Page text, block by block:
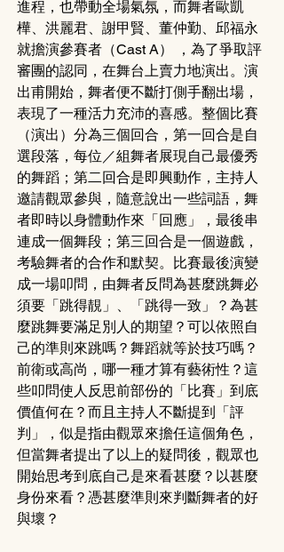
進程，也帶動全場氣氛，而舞者歐凱
樺、洪麗君、謝甲賢、董仲勤、邱福永
就擔演參賽者（Cast A） ，為了爭取評
審團的認同，在舞台上賣力地演出。演
出甫開始，舞者便不斷打側手翻出場，
表現了一種活力充沛的喜感。整個比賽
（演出）分為三個回合，第一回合是自
選段落，每位／組舞者展現自己最優秀
的舞蹈；第二回合是即興動作，主持人
邀請觀眾參與，隨意說出一些詞語，舞
者即時以身體動作來「回應」，最後串
連成一個舞段；第三回合是一個遊戲，
考驗舞者的合作和默契。比賽最後演變
成一場叩問，由舞者反問為甚麼跳舞必
須要「跳得靚」、「跳得一致」？為甚
麼跳舞要滿足別人的期望？可以依照自
己的準則來跳嗎？舞蹈就等於技巧嗎？
前衛或高尚，哪一種才算有藝術性？這
些叩問使人反思前部份的「比賽」到底
價值何在？而且主持人不斷提到「評
判」，似是指由觀眾來擔任這個角色，
但當舞者提出了以上的疑問後，觀眾也
開始思考到底自己是來看甚麼？以甚麼
身份來看？憑甚麼準則來判斷舞者的好
與壞？